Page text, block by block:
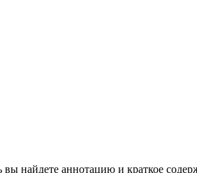
вы найдете аннотацию и краткое